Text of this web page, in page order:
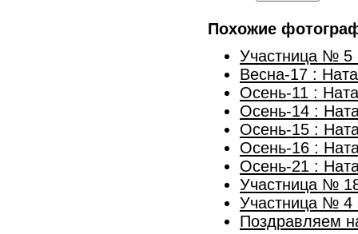
Похожие
Участница № 5
Весна-17 :
Осень-11 :
Осень-14 :
Осень-15 :
Осень-16 :
Осень-21 :
Участница №
Участница № 4
Поздравляем